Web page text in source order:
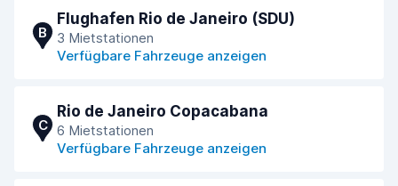
B
Flughafen Rio de Janeiro (SDU)
3 Mietstationen
Verfügbare Fahrzeuge anzeigen
C
Rio de Janeiro Copacabana
6 Mietstationen
Verfügbare Fahrzeuge anzeigen